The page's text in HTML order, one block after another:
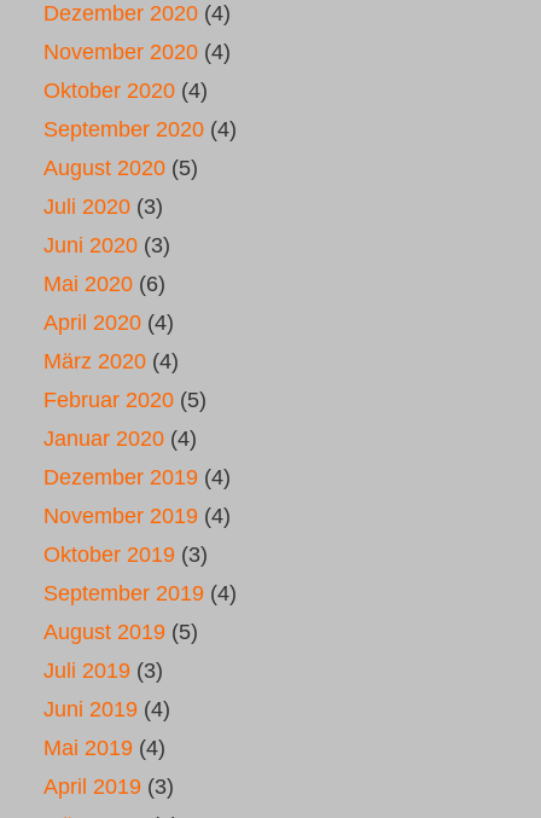
Dezember 2020 (4)
November 2020 (4)
Oktober 2020 (4)
September 2020 (4)
August 2020 (5)
Juli 2020 (3)
Juni 2020 (3)
Mai 2020 (6)
April 2020 (4)
März 2020 (4)
Februar 2020 (5)
Januar 2020 (4)
Dezember 2019 (4)
November 2019 (4)
Oktober 2019 (3)
September 2019 (4)
August 2019 (5)
Juli 2019 (3)
Juni 2019 (4)
Mai 2019 (4)
April 2019 (3)